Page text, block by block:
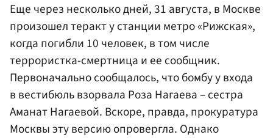
Еще через несколько дней, 31 августа, в Москве
произошел теракт у станции метро «Рижская»,
когда погибли 10 человек, в том числе
террористка-смертница и ее сообщник.
Первоначально сообщалось, что бомбу у входа
в вестибюль взорвала Роза Нагаева – сестра
Аманат Нагаевой. Вскоре, правда, прокуратура
Москвы эту версию опровергла. Однако